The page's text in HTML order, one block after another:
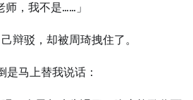
师，我不是……」
辩驳，却被周琦拽住了。
是马上替我说话：